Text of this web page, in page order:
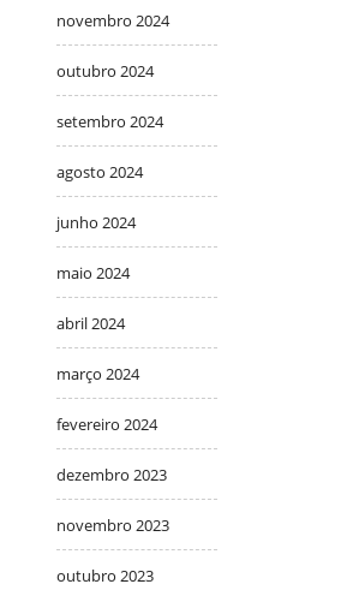
novembro 2024
outubro 2024
setembro 2024
agosto 2024
junho 2024
maio 2024
abril 2024
março 2024
fevereiro 2024
dezembro 2023
novembro 2023
outubro 2023